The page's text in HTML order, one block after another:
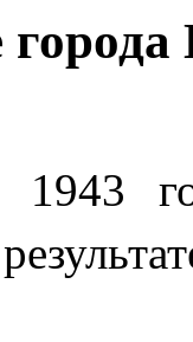
1943